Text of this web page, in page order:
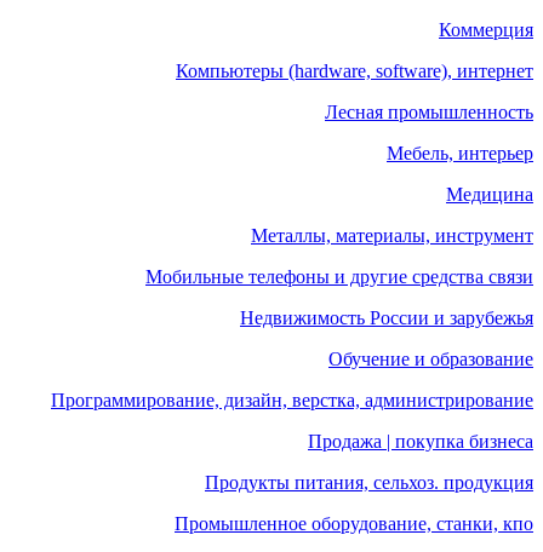
Коммерция
Компьютеры (hardware, software), интернет
Лесная промышленность
Мебель, интерьер
Медицина
Металлы, материалы, инструмент
Мобильные телефоны и другие средства связи
Недвижимость России и зарубежья
Обучение и образование
Программирование, дизайн, верстка, администрирование
Продажа | покупка бизнеса
Продукты питания, сельхоз. продукция
Промышленное оборудование, станки, кпо